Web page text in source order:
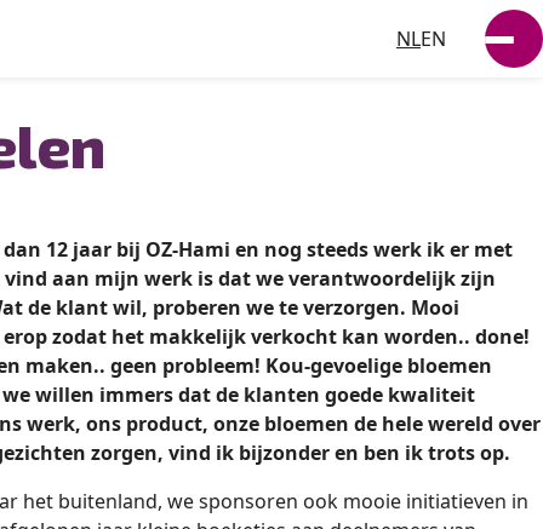
VACATURES
CONTACT
NLEN
12 jaar bij OZ-Hami en nog steeds werk ik er met
vind aan mijn werk is dat we verantwoordelijk zijn
de klant wil, proberen we te verzorgen. Mooi
zodat het makkelijk verkocht kan worden.. done!
maken.. geen probleem! Kou-gevoelige bloemen
willen immers dat de klanten goede kwaliteit
werk, ons product, onze bloemen de hele wereld over
zorgen, vind ik bijzonder en ben ik trots op.
het buitenland, we sponsoren ook mooie initiatieven in